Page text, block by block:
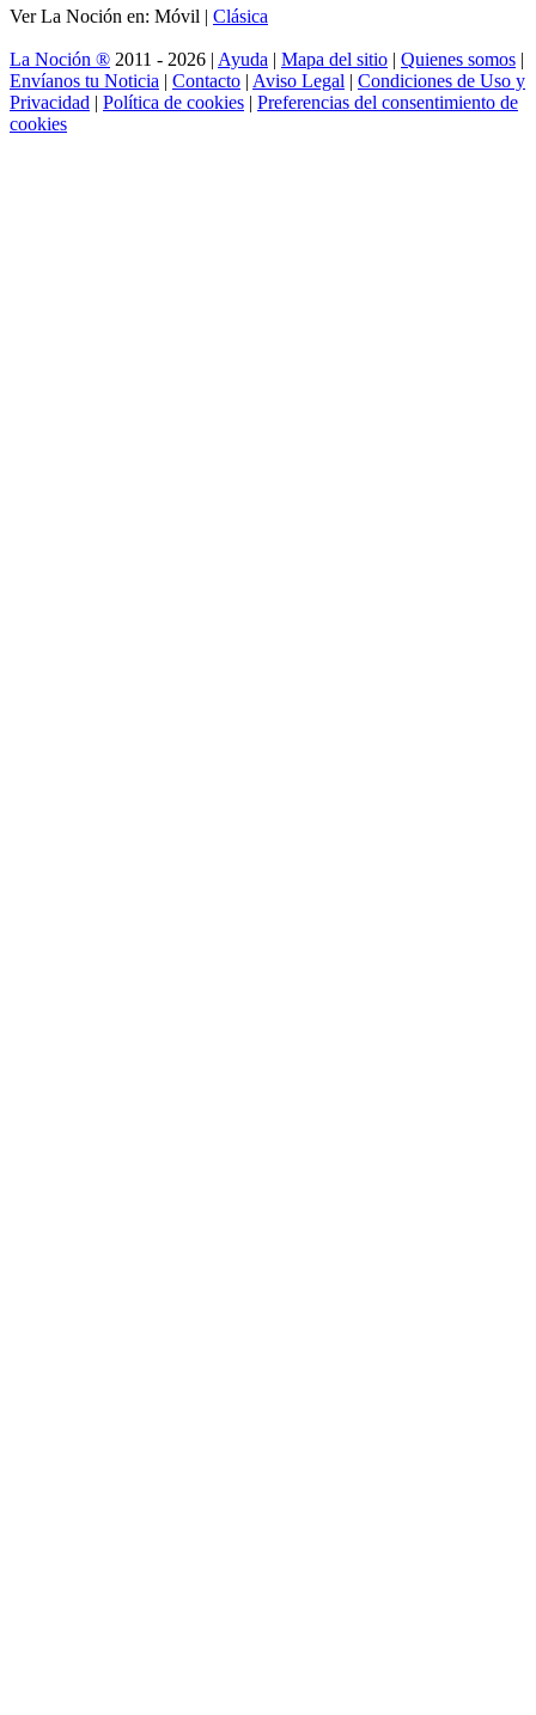
Ver La Noción en: Móvil | Clásica
La Noción ® 2011 - 2026 | Ayuda | Mapa del sitio | Quienes somos |
Envíanos tu Noticia | Contacto | Aviso Legal | Condiciones de Uso y
Privacidad | Política de cookies | Preferencias del consentimiento de
cookies